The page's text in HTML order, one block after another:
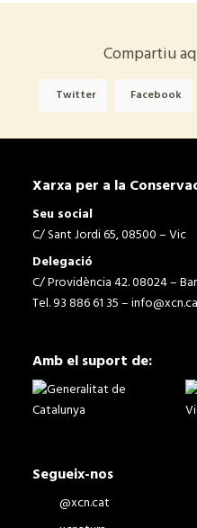
Compartiu
Twitter Facebook
Xarxa per a la
Seu social
C/ Sant Jordi 65, 08500 – Vic
Delegació
C/ Providència 42. 08024 –
Tel. 93 886 61 35 –
Amb el suport de:
Segueix-nos
@xcn.cat